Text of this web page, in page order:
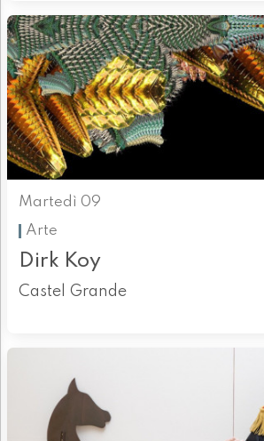
Martedì 09
Arte
Dirk Koy
Castel Grande